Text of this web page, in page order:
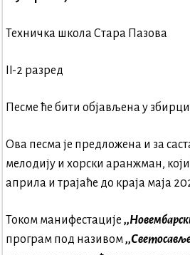
Техничка школа Стара Пазова
II-2 разред
Песме ће бити објављена у збирци
Ова песма је предложена и за
мелодију и хорски аранжман,
априла и трајаће до краја маја
Током манифестације ,,
програм под називом,,